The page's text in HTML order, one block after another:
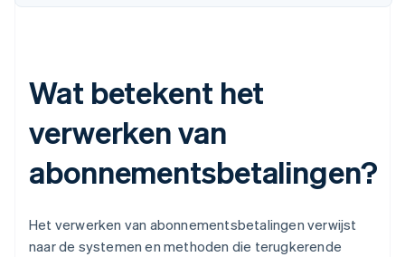
Wat betekent het
verwerken van
abonnementsbetalingen?
Het verwerken van abonnementsbetalingen verwijst
naar de systemen en methoden die terugkerende